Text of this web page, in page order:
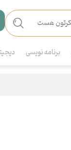
برنامه نویسی